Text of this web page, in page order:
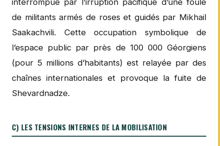
interrompue par l’irruption pacifique d’une foule
de militants armés de roses et guidés par Mikhail
Saakachvili. Cette occupation symbolique de
l’espace public par près de 100 000 Géorgiens
(pour 5 millions d’habitants) est relayée par des
chaînes internationales et provoque la fuite de
Shevardnadze.
C) LES TENSIONS INTERNES DE LA MOBILISATION